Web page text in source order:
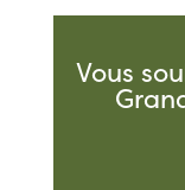
Vous